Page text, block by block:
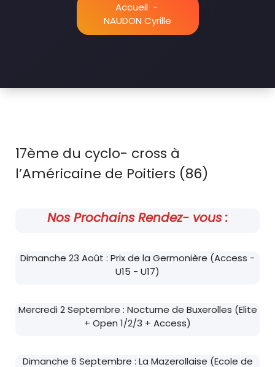
Accueil -
NAUDON Cyrille
17ème du cyclo- cross à
l’Américaine de Poitiers (86)
Nos Prochains Rendez- vous :
Dimanche 23 Août : Prix de la Germonière (Access -
U15 - U17)
Mercredi 2 Septembre : Nocturne de Buxerolles (Elite
+ Open 1/2/3 + Access)
Dimanche 6 Septembre : La Mazerollaise (Ecole de